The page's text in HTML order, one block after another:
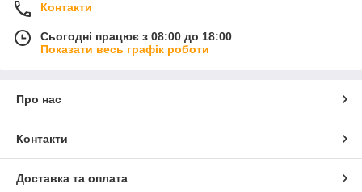
Контакти
Сьогодні працює з 08:00 до 18:00
Показати весь графік роботи
Про нас
Контакти
Доставка та оплата